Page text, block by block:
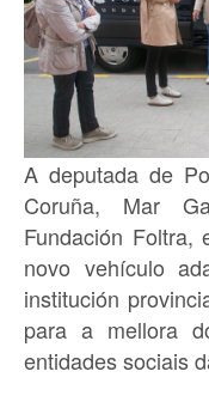
A deputada de
Coruña, Mar
Fundación Foltra,
novo vehículo
institución
para a mellora
entidades sociais